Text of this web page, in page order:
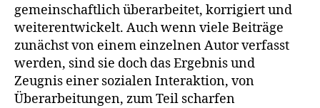
gemeinschaftlich überarbeitet, korrigiert und
weiterentwickelt. Auch wenn viele Beiträge
zunächst von einem einzelnen Autor verfasst
werden, sind sie doch das Ergebnis und
Zeugnis einer sozialen Interaktion, von
Überarbeitungen, zum Teil scharfen